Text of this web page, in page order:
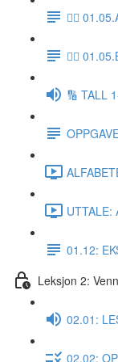
✍🏼
✍🏼
🔢 TALL
01.12:
Leksjon 2:
02.01:
02.02: